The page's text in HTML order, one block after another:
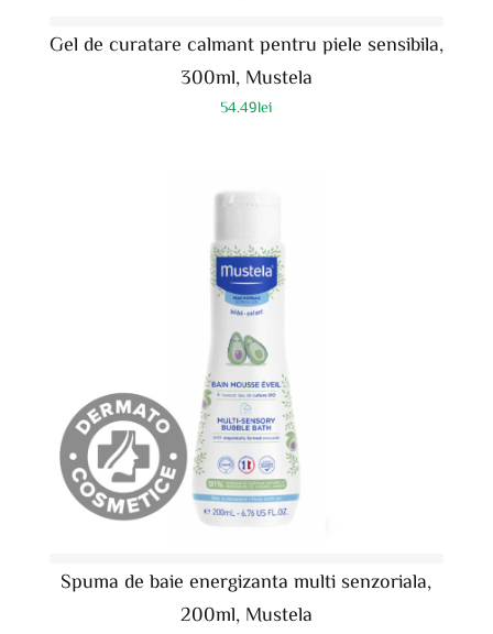
Gel de curatare calmant pentru piele sensibila,
300ml, Mustela
54.49lei
Spuma de baie energizanta multi senzoriala,
200ml, Mustela